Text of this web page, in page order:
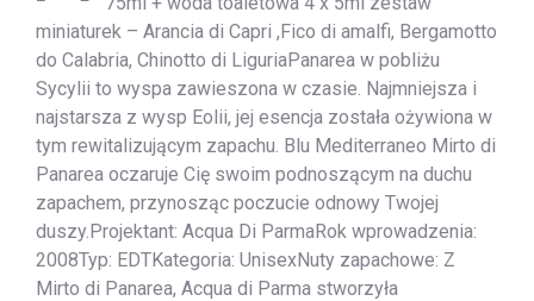
miniaturek – Arancia di Capri ,Fico di amalfi, Bergamotto
do Calabria, Chinotto di LiguriaPanarea w pobliżu
Sycylii to wyspa zawieszona w czasie. Najmniejsza i
najstarsza z wysp Eolii, jej esencja została ożywiona w
tym rewitalizującym zapachu. Blu Mediterraneo Mirto di
Panarea oczaruje Cię swoim podnoszącym na duchu
zapachem, przynosząc poczucie odnowy Twojej
duszy.Projektant: Acqua Di ParmaRok wprowadzenia:
2008Typ: EDTKategoria: UnisexNuty zapachowe: Z
Mirto di Panarea, Acqua di Parma stworzyła